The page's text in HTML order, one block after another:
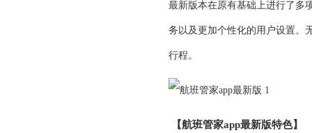
最新版本在原有基础上进行了多
务以及更加个性化的用户设置。
行程。
【航班管家app最新版特色】